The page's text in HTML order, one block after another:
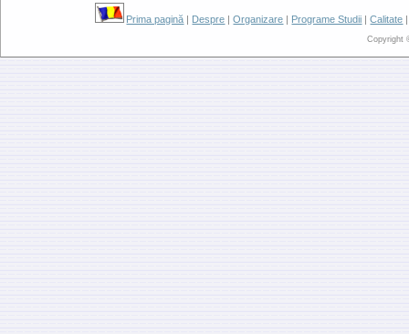
Prima pagină | Despre |Organizare | Programe Studii |Calitate
Copyright